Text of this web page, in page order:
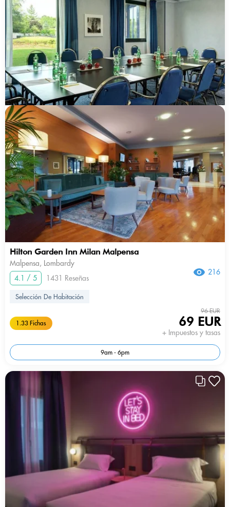
Hilton Garden Inn Milan Malpensa
Malpensa, Lombardy
4.1 / 5
1431 Reseñas
216
Selección De Habitación
1.33 Fichas
96 EUR
69 EUR
+ Impuestos y tasas
9am - 6pm